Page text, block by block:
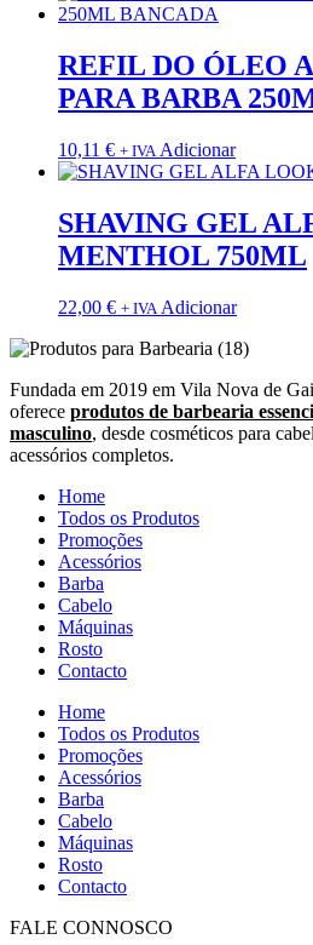
REFIL DO ÓLEO
PARA BARBA
10,11 € + IVA Adicionar
SHAVING GEL
MENTHOL 750ML
22,00 € + IVA Adicionar
Fundada em 2019 em Vila Nova de
oferece produtos de barbearia
masculino, desde cosméticos para
acessórios completos.
Home
Todos os Produtos
Promoções
Acessórios
Barba
Cabelo
Máquinas
Rosto
Contacto
Home
Todos os Produtos
Promoções
Acessórios
Barba
Cabelo
Máquinas
Rosto
Contacto
FALE CONNOSCO